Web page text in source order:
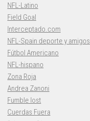
NFL-Latino
Field Goal
Interceptado.com
NFL-Spain deporte y amigos
Fútbol Americano
NFL-hispano
Zona Roja
Andrea Zanoni
Fumble lost
Cuerdas Fuera